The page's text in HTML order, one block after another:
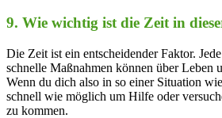
9.‍ Wie wichtig ⁤ist die Zeit ‍in
Die⁣ Zeit ist ‌ein entscheidender Faktor.
schnelle Maßnahmen können über Leben
Wenn⁣ du dich also in⁤ so einer Situation
schnell‍ wie möglich um Hilfe ⁢oder
zu kommen.